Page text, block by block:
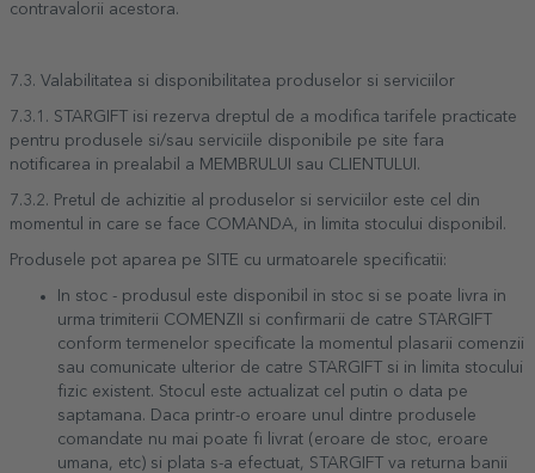
contravalorii acestora.
7.3. Valabilitatea si disponibilitatea produselor si serviciilor
7.3.1. STARGIFT isi rezerva dreptul de a modifica tarifele practicate
pentru produsele si/sau serviciile disponibile pe site fara
notificarea in prealabil a MEMBRULUI sau CLIENTULUI.
7.3.2. Pretul de achizitie al produselor si serviciilor este cel din
momentul in care se face COMANDA, in limita stocului disponibil.
Produsele pot aparea pe SITE cu urmatoarele specificatii:
In stoc - produsul este disponibil in stoc si se poate livra in
urma trimiterii COMENZII si confirmarii de catre STARGIFT
conform termenelor specificate la momentul plasarii comenzii
sau comunicate ulterior de catre STARGIFT si in limita stocului
fizic existent. Stocul este actualizat cel putin o data pe
saptamana. Daca printr-o eroare unul dintre produsele
comandate nu mai poate fi livrat (eroare de stoc, eroare
umana, etc) si plata s-a efectuat, STARGIFT va returna banii